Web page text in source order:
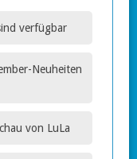
verfügbar
Neuheiten
von LuLa